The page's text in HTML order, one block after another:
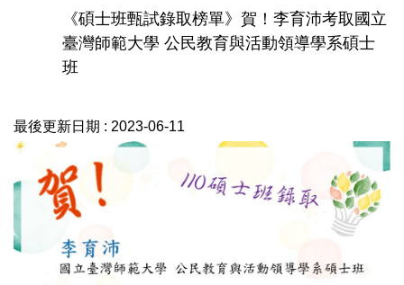
《碩士班甄試錄取榜單》賀！李育沛考取國立
臺灣師範大學 公民教育與活動領導學系碩士
班
最後更新日期 : 2023-06-11